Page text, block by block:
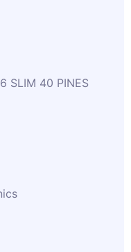
SLIM 40 PINES